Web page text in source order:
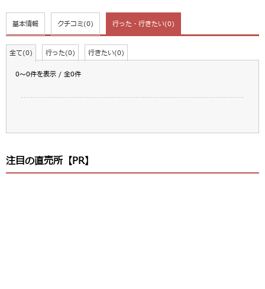
基本情報 クチコミ(0) 行った・行きたい(0)
全て(0) 行った(0) 行きたい(0)
0～0件を表示 / 全0件
注目の直売所【PR】